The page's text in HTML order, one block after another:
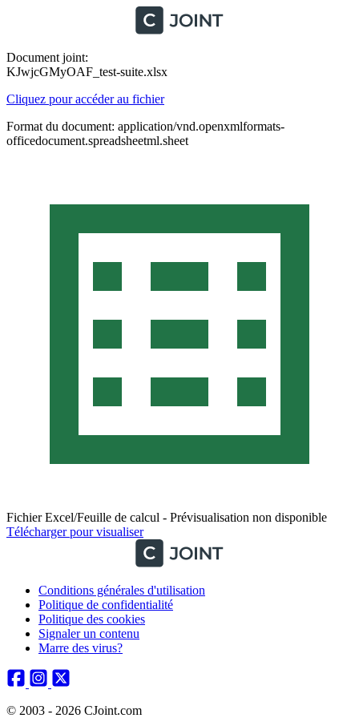
Document joint:
KJwjcGMyOAF_test-suite.xlsx
Cliquez pour accéder au fichier
Format du document: application/vnd.openxmlformats-
officedocument.spreadsheetml.sheet
Fichier Excel/Feuille de calcul - Prévisualisation non disponible
Télécharger pour visualiser
Conditions générales d'utilisation
Politique de confidentialité
Politique des cookies
Signaler un contenu
Marre des virus?
© 2003 - 2026 CJoint.com